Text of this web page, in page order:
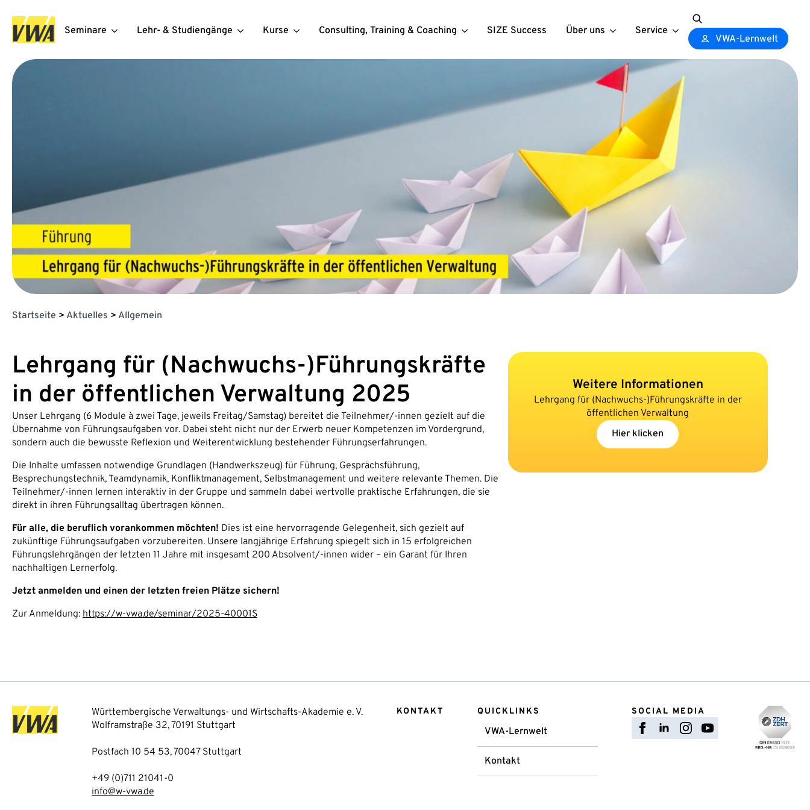
Seminare Lehr- & Studiengänge Kurse Consulting, Training & Coaching SIZE Success Über uns Service
Search
for:
VWA-Lernwelt
Startseite > Aktuelles > Allgemein
Lehrgang für (Nachwuchs-)Führungskräfte
in der öffentlichen Verwaltung 2025
Unser Lehrgang (6 Module à zwei Tage, jeweils Freitag/Samstag) bereitet die Teilnehmer/-innen gezielt auf die
Übernahme von Führungsaufgaben vor. Dabei steht nicht nur der Erwerb neuer Kompetenzen im Vordergrund,
sondern auch die bewusste Reflexion und Weiterentwicklung bestehender Führungserfahrungen.
Die Inhalte umfassen notwendige Grundlagen (Handwerkszeug) für Führung, Gesprächsführung,
Besprechungstechnik, Teamdynamik, Konfliktmanagement, Selbstmanagement und weitere relevante Themen. Die
Teilnehmer/-innen lernen interaktiv in der Gruppe und sammeln dabei wertvolle praktische Erfahrungen, die sie
direkt in ihren Führungsalltag übertragen können.
Für alle, die beruflich vorankommen möchten! Dies ist eine hervorragende Gelegenheit, sich gezielt auf
zukünftige Führungsaufgaben vorzubereiten. Unsere langjährige Erfahrung spiegelt sich in 15 erfolgreichen
Führungslehrgängen der letzten 11 Jahre mit insgesamt 200 Absolvent/-innen wider – ein Garant für Ihren
nachhaltigen Lernerfolg.
Jetzt anmelden und einen der letzten freien Plätze sichern!
Zur Anmeldung: https://w-vwa.de/seminar/2025-40001S
Weitere Informationen
Lehrgang für (Nachwuchs-)Führungskräfte in der
öffentlichen Verwaltung
Hier klicken
Württembergische Verwaltungs- und Wirtschafts-Akademie e. V.
Wolframstraße 32, 70191 Stuttgart
Postfach 10 54 53, 70047 Stuttgart
+49 (0)711 21041-0
info@w-vwa.de
KONTAKT QUICKLINKS
VWA-Lernwelt
Kontakt
SOCIAL MEDIA